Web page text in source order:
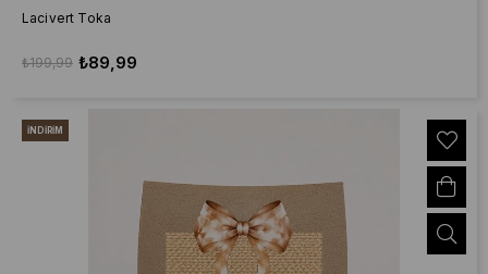
Lacivert Toka
₺89,99
₺199,99
İNDIRIM